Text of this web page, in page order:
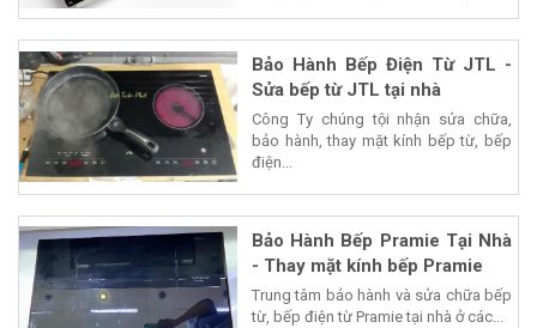
Bảo Hành Bếp Điện Từ JTL -
Sửa bếp từ JTL tại nhà
Công Ty chúng tội nhận sửa chữa,
bảo hành, thay mặt kính bếp từ, bếp
điện...
Bảo Hành Bếp Pramie Tại Nhà
- Thay mặt kính bếp Pramie
Trung tâm bảo hành và sửa chữa bếp
từ, bếp điện từ Pramie tại nhà ở các...